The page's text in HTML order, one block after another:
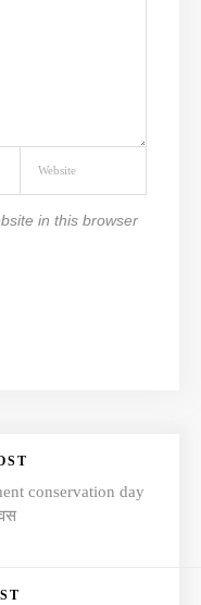
in this browser
conservation day